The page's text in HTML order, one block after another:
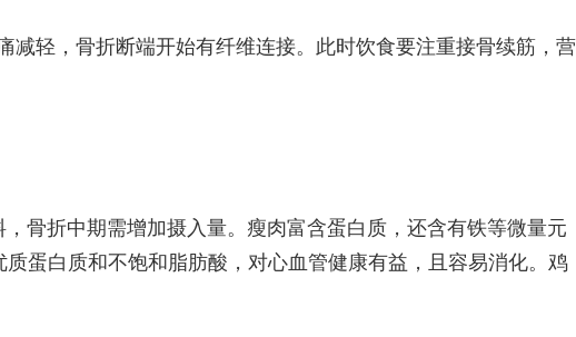
减轻，骨折断端开始有纤维连接。此时饮食要注重接骨续筋，营
骨折中期需增加摄入量。瘦肉富含蛋白质，还含有铁等微量元
蛋白质和不饱和脂肪酸，对心血管健康有益，且容易消化。鸡